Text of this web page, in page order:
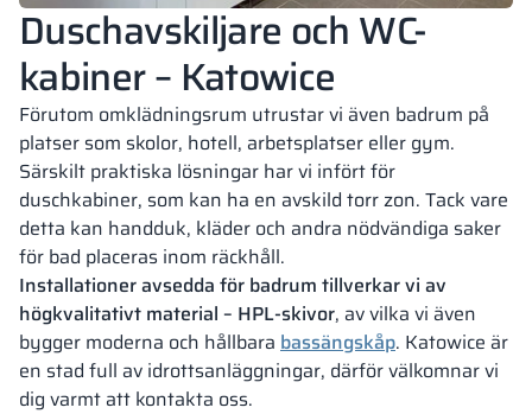
Duschavskiljare och WC-
kabiner – Katowice
Förutom omklädningsrum utrustar vi även badrum på
platser som skolor, hotell, arbetsplatser eller gym.
Särskilt praktiska lösningar har vi infört för
duschkabiner, som kan ha en avskild torr zon. Tack vare
detta kan handduk, kläder och andra nödvändiga saker
för bad placeras inom räckhåll.
Installationer avsedda för badrum tillverkar vi av
högkvalitativt material – HPL-skivor, av vilka vi även
bygger moderna och hållbara bassängskåp. Katowice är
en stad full av idrottsanläggningar, därför välkomnar vi
dig varmt att kontakta oss.